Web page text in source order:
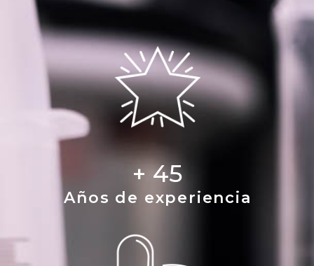
Años de experiencia
+ 45